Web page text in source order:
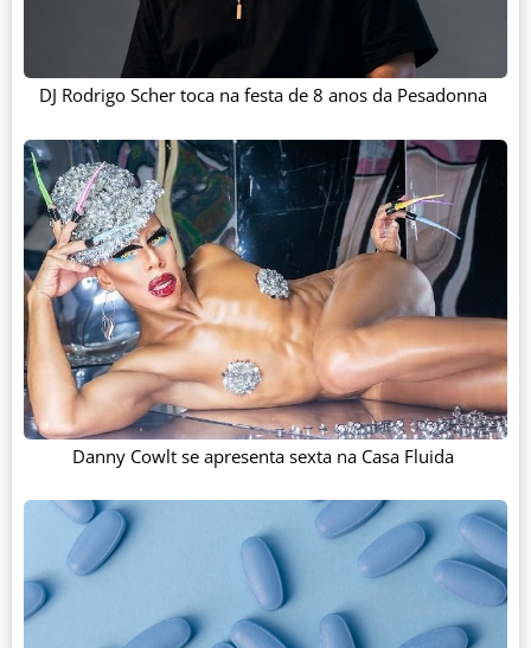
DJ Rodrigo Scher toca na festa de 8 anos da Pesadonna
Danny Cowlt se apresenta sexta na Casa Fluida